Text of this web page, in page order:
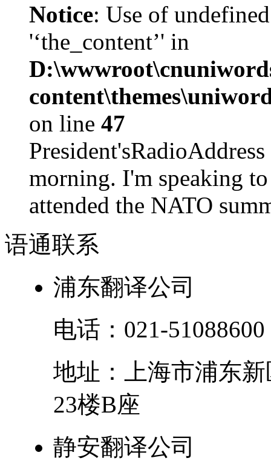
Notice: Use of
'‘the_content’' in
on line 47
morning. I'm speaking
attended the NATO
语通联系
浦东翻译公司
电话： 021-51088600
地址：
上海市浦东新
23楼B座
静安翻译公司